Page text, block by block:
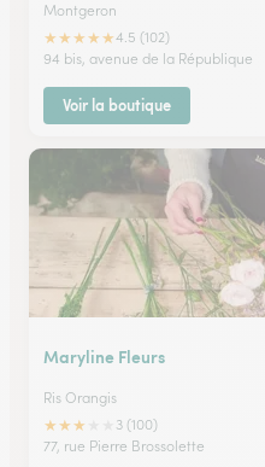
Montgeron
★★★★★4.5 (102)
94 bis, avenue de la République
Voir la boutique
Maryline Fleurs
Ris Orangis
★★★
3 (100)
77, rue Pierre Brossolette